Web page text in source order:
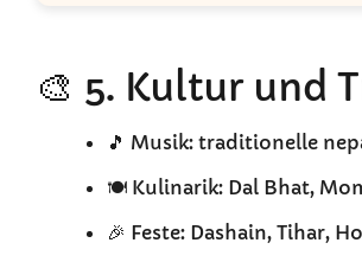
🎨 5. Kultur und
🎵 Musik: traditionelle
🍽️ Kulinarik: Dal Bhat,
🎉 Feste: Dashain, Tihar,